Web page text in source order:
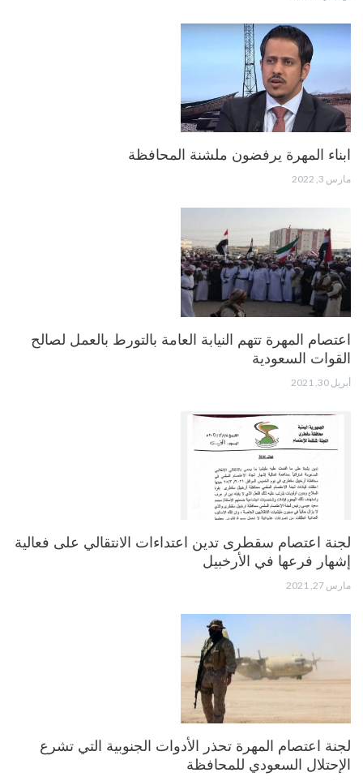
ابناء المهرة يرفضون ملشنة المحافظة
مارس 3, 2022
اعتصام المهرة تتهم النيابة العامة بالتورط بالعمل لصالح
القوات السعودية
أبريل 30, 2021
لجنة اعتصام سقطرى تدين اعتداءات الانتقالي على فعالية
إشهار فرعها في الأرخبيل
مارس 27, 2021
لجنة اعتصام المهرة تحذر الأدوات الجنوبية التي تشرع
الإحتلال السعودي للمحافظة